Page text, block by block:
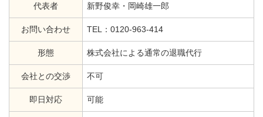
代表者 新野俊幸・岡崎雄一郎
お問い合わせ TEL：0120-963-414
形態 株式会社による通常の退職代行
会社との交渉 不可
即日対応 可能